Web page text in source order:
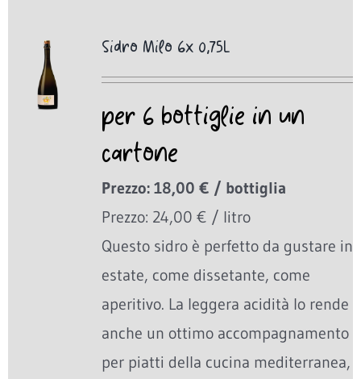
Sidro Milo 6x 0,75L
per 6 bottiglie in un
cartone
Prezzo: 18,00 € / bottiglia
Prezzo: 24,00 € / litro
Questo sidro è perfetto da gustare in
estate, come dissetante, come
aperitivo. La leggera acidità lo rende
anche un ottimo accompagnamento
per piatti della cucina mediterranea,